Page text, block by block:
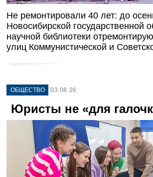
Не ремонтировали 40 лет: до
Новосибирской государственной
научной библиотеки
улиц Коммунистической и
ОБЩЕСТВО 03.08.26
Юристы не «для